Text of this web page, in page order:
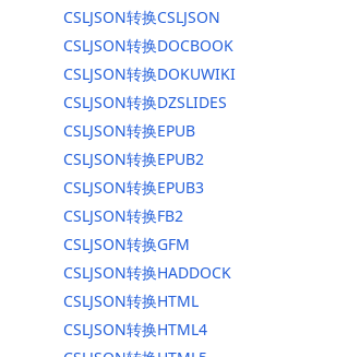
CSLJSON转换CSLJSON
CSLJSON转换DOCBOOK
CSLJSON转换DOKUWIKI
CSLJSON转换DZSLIDES
CSLJSON转换EPUB
CSLJSON转换EPUB2
CSLJSON转换EPUB3
CSLJSON转换FB2
CSLJSON转换GFM
CSLJSON转换HADDOCK
CSLJSON转换HTML
CSLJSON转换HTML4